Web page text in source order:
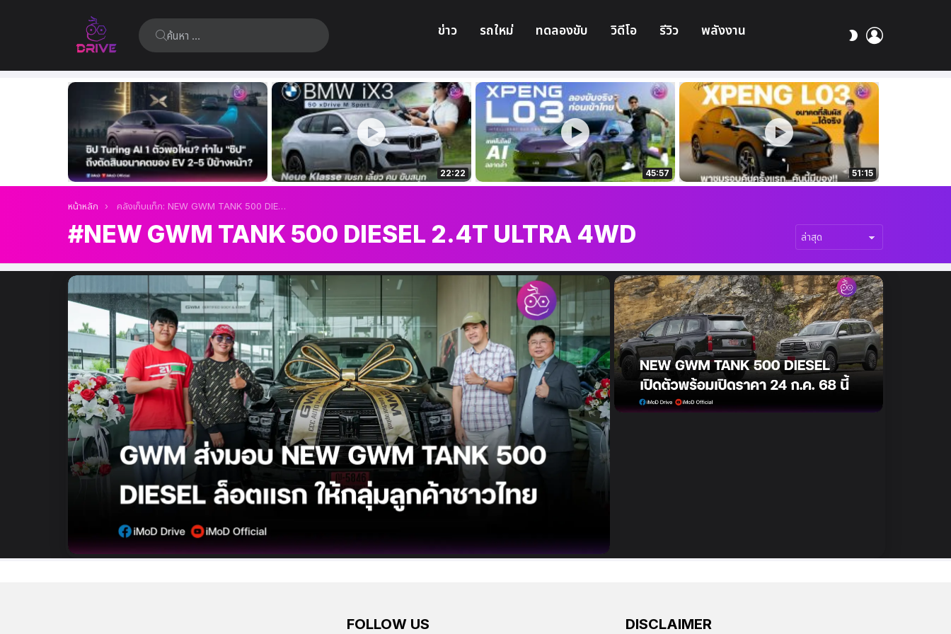
ค้นหา: ข่าว รถใหม่ ทดลองขับ วิดีโอ รีวิว พลังงาน
สลับ
เรื่อง
ล่าสุด
22:22 45:57 51:15
คุณอยู่ที่นี่:
หน้าหลัก คลังเก็บแท็ก: NEW GWM TANK 500 DIESEL 2.4T ULTRA 4WD
NEW GWM TANK 500 DIESEL 2.4T ULTRA 4WD
เรื่อง
ล่าสุด
FOLLOW US DISCLAIMER